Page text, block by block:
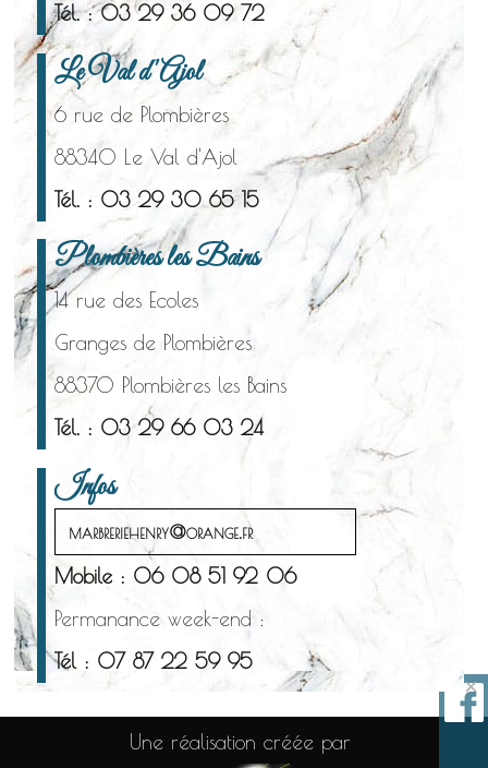
Tél. : 03 29 36 09 72
Le Val d'Ajol
6 rue de Plombières
88340 Le Val d'Ajol
Tél. : 03 29 30 65 15
Plombières les Bains
14 rue des Ecoles
Granges de Plombières
88370 Plombières les Bains
Tél. : 03 29 66 03 24
Infos
marbreriehenry@orange.fr
Mobile : 06 08 51 92 06
Permanance week-end :
Tél : 07 87 22 59 95
Une réalisation créée par
×